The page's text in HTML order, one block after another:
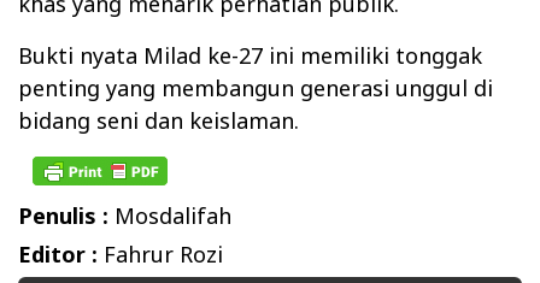
Bukti nyata Milad ke-27 ini memiliki tonggak
penting yang membangun generasi unggul di
bidang seni dan keislaman.
Penulis : Mosdalifah
Editor : Fahrur Rozi